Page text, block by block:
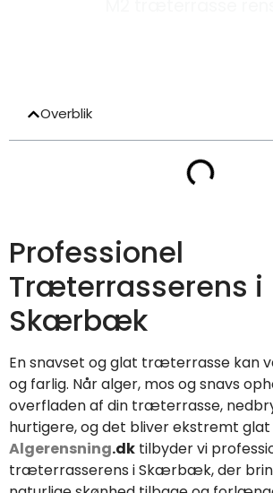
Overblik
Professionel
Træterrasserens i
Skærbæk
En snavset og glat træterrasse kan
og farlig. Når alger, mos og snavs
overfladen af din træterrasse,
hurtigere, og det bliver ekstremt glat
Algerensning.dk tilbyder vi
træterrasserens i Skærbæk, der